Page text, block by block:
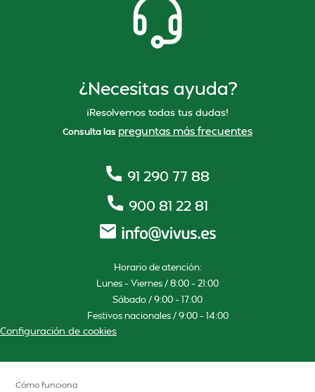
¿Necesitas ayuda?
¡Resolvemos todas tus dudas!
Consulta las preguntas más frecuentes
91 290 77 88
900 81 22 81
Horario de atención:
Lunes – Viernes / 8:00 – 21:00
Sábado / 9:00 – 17:00
Festivos nacionales / 9:00 – 14:00
Configuración de cookies
Cómo funciona